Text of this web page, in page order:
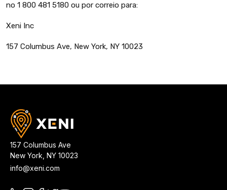
no 1 800 481 5180 ou por correio para:
Xeni Inc
157 Columbus Ave, New York, NY 10023
157 Columbus Ave
New York NY 10023
info@xeni.com